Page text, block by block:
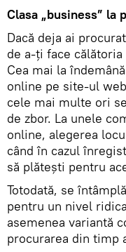
Clasa „business” la
Dacă deja ai
de a-ți face
Cea mai la
online pe site-ul
cele mai multe ori
de zbor. La unele
online, alegerea
când în cazul
să plătești pentru
Totodată, se
pentru un nivel
asemenea variantă
procurarea din timp